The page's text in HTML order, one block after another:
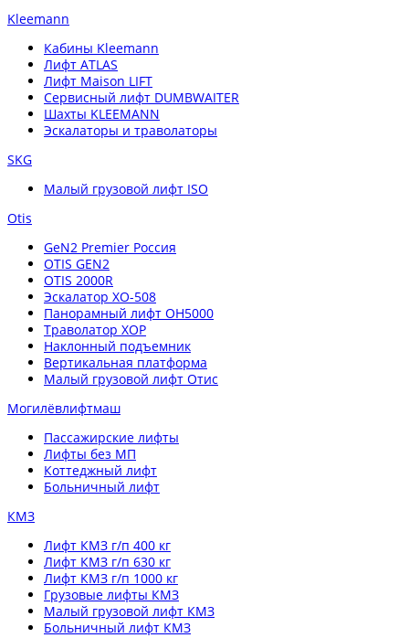
Kleemann
Кабины Kleemann
Лифт ATLAS
Лифт Maison LIFT
Сервисный лифт DUMBWAITER
Шахты KLEEMANN
Эскалаторы и траволаторы
SKG
Малый грузовой лифт ISO
Otis
GeN2 Premier Россия
OTIS GEN2
OTIS 2000R
Эскалатор XO-508
Панорамный лифт OH5000
Траволатор XOP
Наклонный подъемник
Вертикальная платформа
Малый грузовой лифт Отис
Могилёвлифтмаш
Пассажирские лифты
Лифты без МП
Коттеджный лифт
Больничный лифт
КМЗ
Лифт КМЗ г/п 400 кг
Лифт КМЗ г/п 630 кг
Лифт КМЗ г/п 1000 кг
Грузовые лифты КМЗ
Малый грузовой лифт КМЗ
Больничный лифт КМЗ